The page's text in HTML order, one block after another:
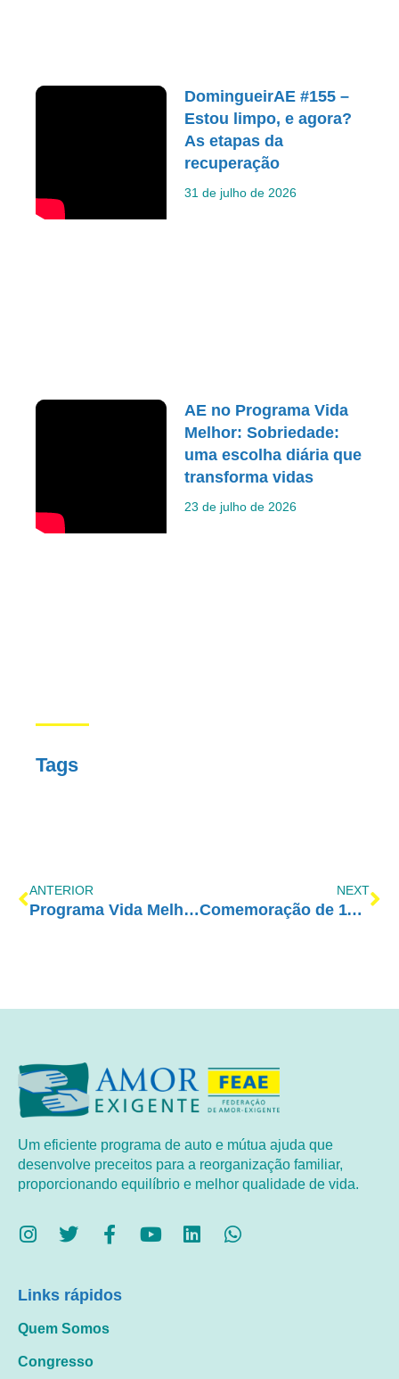
DomingueirAE #155 –
Estou limpo, e agora?
As etapas da
recuperação
31 de julho de 2026
AE no Programa Vida
Melhor: Sobriedade:
uma escolha diária que
transforma vidas
23 de julho de 2026
Tags
ANTERIOR
Programa Vida Melhor – RedeVida – 23/01
NEXT
Comemoração de 11 anos de AE no Pará!
Um eficiente programa de auto e mútua ajuda que
desenvolve preceitos para a reorganização familiar,
proporcionando equilíbrio e melhor qualidade de vida.
Links rápidos
Quem Somos
Congresso